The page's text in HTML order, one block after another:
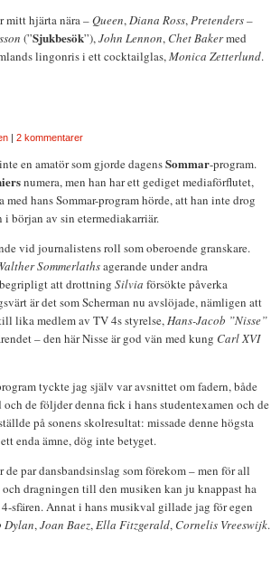
mitt hjärta nära –Queen,Diana Ross,Pretenders–
(”Sjukbesök”),John Lennon, Chet Bakermed
lingonris i ett cocktailglas,Monica Zetterlund.
| 2 kommentarer
en amatör som gjorde dagensSommar-program.
numera, men han har ett gediget mediaförflutet,
hans Sommar-program hörde, att han inte drog
början av sin etermediakarriär.
vid journalistens roll som oberoende granskare.
Sommerlathsagerande under andra
att drottning Silvia försökte påverka
är det som Scherman nu avslöjade, nämligen att
lika medlem av TV 4s styrelse,Hans-Jacob ”Nisse”
– den här Nisse är god vän med kung Carl XVI
tyckte jag själv var avsnittet om fadern, både
de följder denna fick i hans studentexamen och de
på sonens skolresultat: missade denne högsta
enda ämne, dög inte betyget.
par dansbandsinslag som förekom – men för all
dragningen till den musiken kan ju knappast ha
sfären. Annat i hans musikval gillade jag för egen
Dylan,Joan Baez,Ella Fitzgerald, Cornelis Vreeswijk.